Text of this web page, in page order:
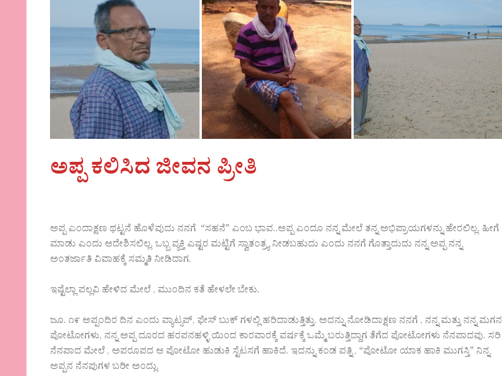
ಅಪ್ಪ ಕಲಿಸಿದ ಜೀವನ ಪ್ರೀತಿ
ಅಪ್ಪ ಎಂದಾಕ್ಷಣ ಥಟ್ಟನೆ ಹೊಳೆವುದು ನನಗೆ “ಸಹನೆ” ಎಂಬ ಭಾವ..ಅಪ್ಪ ಎಂದೂ ನನ್ನ ಮೇಲೆ ತನ್ನ ಅಭಿಪ್ರಾಯಗಳನ್ನು ಹೇರಲಿಲ್ಲ. ಹೀಗೆ
ಮಾಡು ಎಂದು ಆದೇಶಿಸಲಿಲ್ಲ. ಒಬ್ಬ ವ್ಯಕ್ತಿ ಎಷ್ಟರ ಮಟ್ಟಿಗೆ ಸ್ವಾತಂತ್ರ್ಯ ನೀಡಬಹುದು ಎಂದು ನನಗೆ ಗೊತ್ತಾದುದು ನನ್ನ ಅಪ್ಪ ನನ್ನ
ಅಂತರ್ಜಾತಿ ವಿವಾಹಕ್ಕೆ ಸಮ್ಮತಿ ನೀಡಿದಾಗ.
ಇಷ್ಟೆಲ್ಲಾ ಪಲ್ಲವಿ ಹೇಳಿದ ಮೇಲೆ , ಮುಂದಿನ ಕತೆ ಹೇಳಲೇ ಬೇಕು.
ಜೂ. ೧೯ ಅಪ್ಪಂದಿರ ದಿನ ಎಂದು ವ್ಯಾಟ್ಸಪ್, ಫೇಸ್ ಬುಕ್ ಗಳಲ್ಲಿ ಹರಿದಾಡುತ್ತಿತ್ತು. ಅದನ್ನು ನೋಡಿದಾಕ್ಷಣ ನನಗೆ , ನನ್ನ ಮತ್ತು ನನ್ನ ಮಗನ
ಪೋಟೋಗಳು, ನನ್ನ ಅಪ್ಪ ದೂರದ ಹರಪನಹಳ್ಳಿ ಯಿಂದ ಕಾರವಾರಕ್ಕೆ ವರ್ಷಕ್ಕೆ ಒಮ್ಮೆ ಬರುತ್ತಿದ್ದಾಗ ತೆಗೆದ ಪೋಟೋಗಳು ನೆನಪಾದವು. ಸರಿ
ನೆನಪಾದ ಮೇಲೆ , ಅಪರೂಪದ ಆ ಪೋಟೋ ಹುಡುಕಿ ಸ್ಟೆಟಸಗೆ ಹಾಕಿದೆ. ಇದನ್ನು ಕಂಡ ಪತ್ನಿ , “ಪೋಟೋ ಯಾಕ ಹಾಕಿ ಮುಗಸ್ತಿ” ನಿನ್ನ
ಅಪ್ಪನ ನೆನಪುಗಳ ಬರೀ ಅಂದ್ಲು.